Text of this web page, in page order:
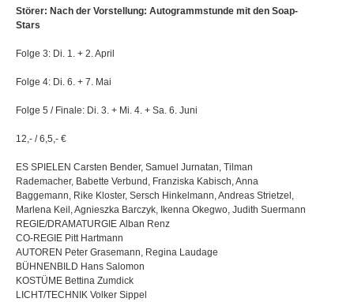
Störer: Nach der Vorstellung: Autogrammstunde mit den Soap-
Stars
Folge 3: Di. 1. + 2. April
Folge 4: Di. 6. + 7. Mai
Folge 5 / Finale: Di. 3. + Mi. 4. + Sa. 6. Juni
12,- / 6,5,- €
ES SPIELEN Carsten Bender, Samuel Jurnatan, Tilman
Rademacher, Babette Verbund, Franziska Kabisch, Anna
Baggemann, Rike Kloster, Sersch Hinkelmann, Andreas Strietzel,
Marlena Keil, Agnieszka Barczyk, Ikenna Okegwo, Judith Suermann
REGIE/DRAMATURGIE Alban Renz
CO-REGIE Pitt Hartmann
AUTOREN Peter Grasemann, Regina Laudage
BÜHNENBILD Hans Salomon
KOSTÜME Bettina Zumdick
LICHT/TECHNIK Volker Sippel